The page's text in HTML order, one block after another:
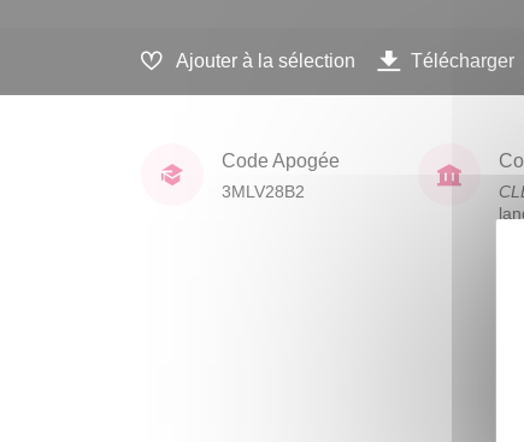
Ajouter à la sélection Télécharger
Code Apogée
3MLV28B2